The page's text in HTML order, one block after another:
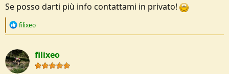
Se posso darti più info contattami in privato!
R
c
t
i
filixeo
filixeo